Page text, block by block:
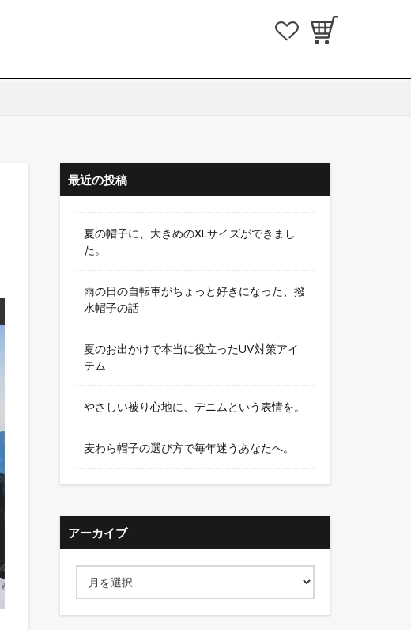
最近の投稿
夏の帽子に、大きめのXLサイズができまし
た。
雨の日の自転車がちょっと好きになった、撥
水帽子の話
夏のお出かけで本当に役立ったUV対策アイ
テム
やさしい被り心地に、デニムという表情を。
麦わら帽子の選び方で毎年迷うあなたへ。
アーカイブ